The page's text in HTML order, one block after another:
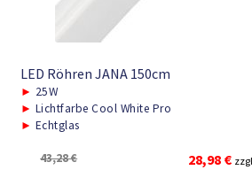
LED Röhren JANA 150cm
► 25W
► Lichtfarbe Cool White Pro
► Echtglas
43,28€ 28,98 €